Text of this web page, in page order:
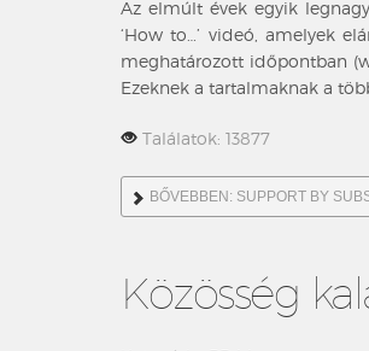
Az elmúlt évek egyik
‘How to …’ videó, amelyek
meghatározott időpontban
Ezeknek a tartalmaknak a
Találatok: 13877
BŐVEBBEN: SUPPORT BY
Közösség